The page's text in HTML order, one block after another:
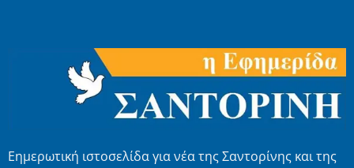
Εημερωτική ιστοσελίδα για νέα της Σαντορίνης και της